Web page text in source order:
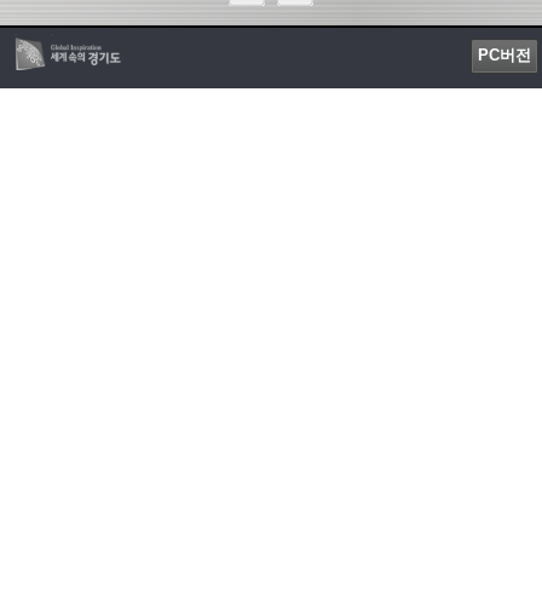
PC버전